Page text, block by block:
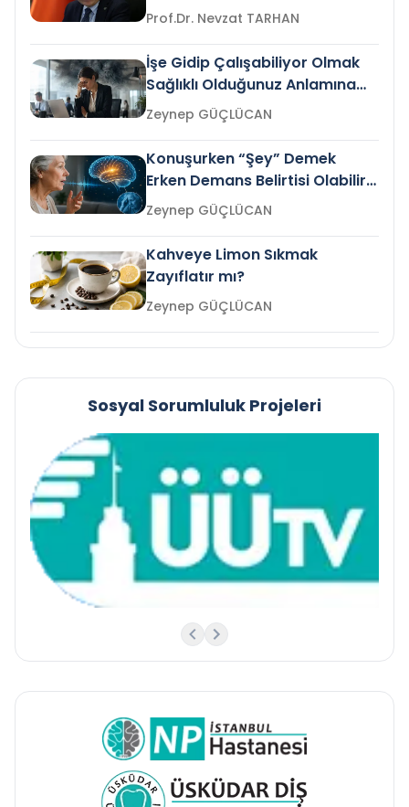
Prof.Dr. Nevzat TARHAN
İşe Gidip Çalışabiliyor Olmak
Sağlıklı Olduğunuz Anlamına
Gelir mi?Zeynep GÜÇLÜCAN
Konuşurken “Şey” Demek
Erken Demans Belirtisi Olabilir
mi?
Zeynep GÜÇLÜCAN
Kahveye Limon Sıkmak
Zayıflatır mı?
Zeynep GÜÇLÜCAN
Sosyal Sorumluluk Projeleri